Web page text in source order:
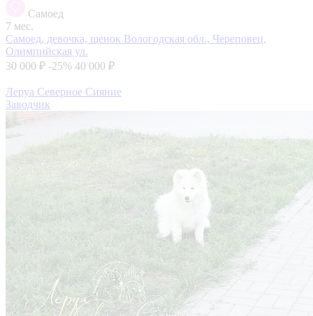
Самоед
7 мес.
Самоед, девочка, щенок Вологодская обл., Череповец,
Олимпийская ул.
30 000 ₽ -25% 40 000 ₽
Леруа Северное Сияние
Заводчик